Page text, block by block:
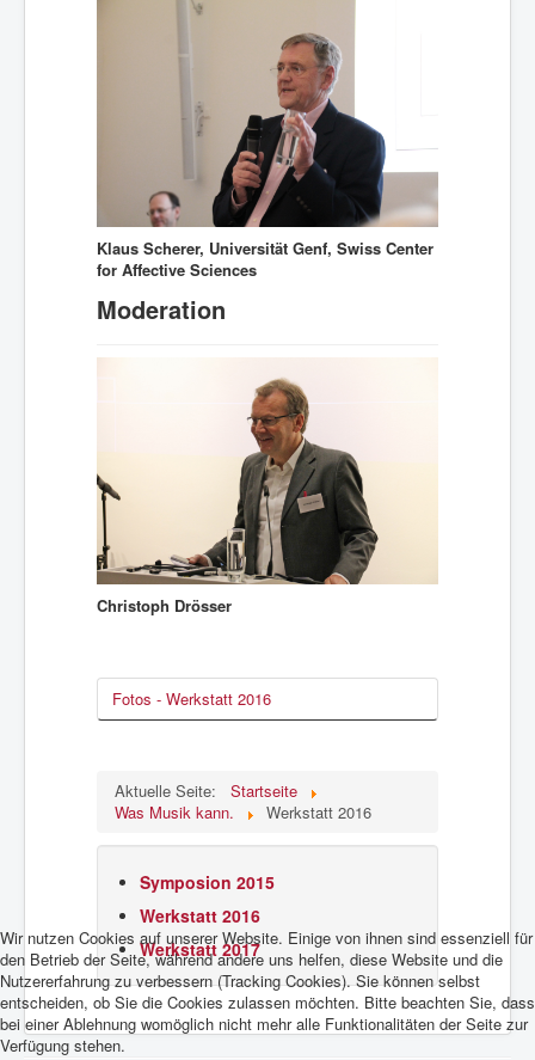
Klaus Scherer, Universität Genf, Swiss Center
for Affective Sciences
Moderation
Christoph Drösser
Fotos - Werkstatt 2016
Aktuelle Seite:
Startseite
Was Musik kann.
Werkstatt 2016
Symposion 2015
Werkstatt 2016
Werkstatt 2017
Wir nutzen Cookies auf unserer Website. Einige von ihnen sind essenziell für
den Betrieb der Seite, während andere uns helfen, diese Website und die
Nutzererfahrung zu verbessern (Tracking Cookies). Sie können selbst
entscheiden, ob Sie die Cookies zulassen möchten. Bitte beachten Sie, dass
bei einer Ablehnung womöglich nicht mehr alle Funktionalitäten der Seite zur
Verfügung stehen.